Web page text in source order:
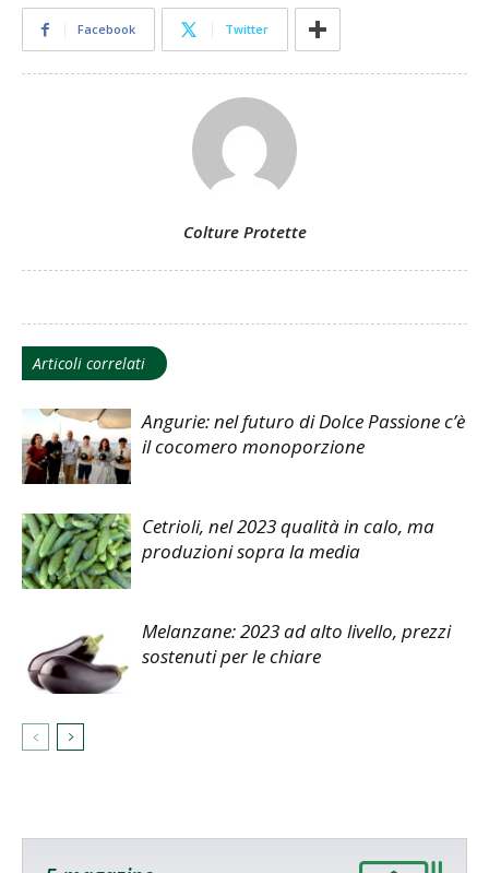
Facebook Twitter
Colture Protette
Articoli correlati
Angurie: nel futuro di Dolce Passione c’è
il cocomero monoporzione
Cetrioli, nel 2023 qualità in calo, ma
produzioni sopra la media
Melanzane: 2023 ad alto livello, prezzi
sostenuti per le chiare